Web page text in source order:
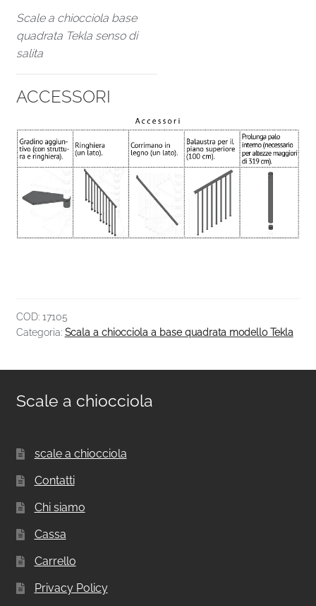
Scale a chiocciola base
quadrata Tekla senso di
salita
ACCESSORI
COD: 17105
Categoria: Scala a chiocciola a base quadrata modello Tekla
Scale a chiocciola
scale a chiocciola
Contatti
Chi siamo
Cassa
Carrello
Privacy Policy